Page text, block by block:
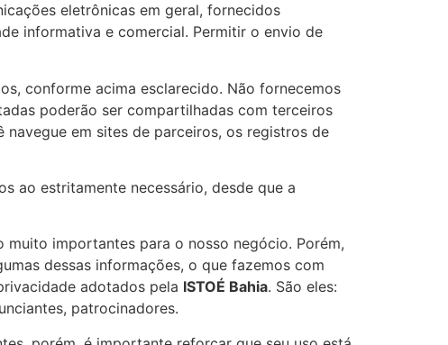
eletrônicas em geral, fornecidos
informativa e comercial. Permitir o envio de
conforme acima esclarecido. Não fornecemos
poderão ser compartilhadas com terceiros
em sites de parceiros, os registros de
ao estritamente necessário, desde que a
importantes para o nosso negócio. Porém,
dessas informações, o que fazemos com
adotados pela ISTOÉ Bahia. São eles:
patrocinadores.